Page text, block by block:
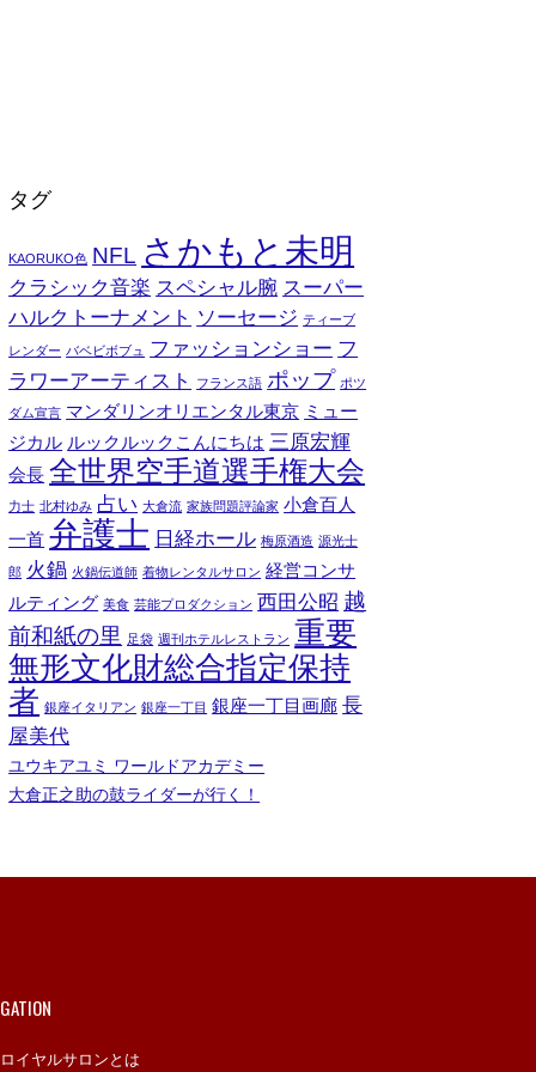
タグ
KAORUKO色 NFL さかもと未明
クラシック音楽 スペシャル腕 スーパー
ハルクトーナメント ソーセージ ティーブ
レンダー バベビボブュ ファッションショー フ
ラワーアーティスト
フランス語 ポップ ポツ
ダム宣言 マンダリンオリエンタル東京 ミュー
ジカル ルックルックこんにちは 三原宏輝
会長 全世界空手道選手権大会
力士 北村ゆみ 占い 大倉流 家族問題評論家 小倉百人
一首 弁護士 日経ホール 梅原酒造 源光士
郎 火鍋 火鍋伝道師 着物レンタルサロン 経営コンサ
ルティング 美食 芸能プロダクション 西田公昭 越
前和紙の里 足袋 週刊ホテルレストラン 重要
無形文化財総合指定保持
者 銀座イタリアン 銀座一丁目 銀座一丁目画廊 長
屋美代
ユウキアユミ ワールドアカデミー
大倉正之助の鼓ライダーが行く！
イヤルサロンとは